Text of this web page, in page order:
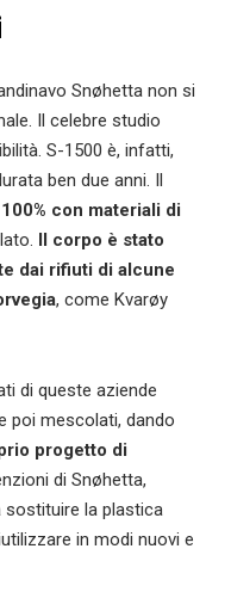
Snøhetta non si
Il celebre studio
S-1500 è, infatti,
ben due anni. Il
con materiali di
Il corpo è stato
dai rifiuti di alcune
, come Kvarøy
di queste aziende
poi mescolati, dando
progetto di
di Snøhetta,
sostituire la plastica
in modi nuovi e